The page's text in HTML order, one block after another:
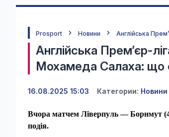
Prosport Новини Англійська
Англійська Прем’єр-
Мохамеда Салаха: що
16.08.2025 15:03 Категории: Новини
Вчора матчем Ліверпуль — Борнмут
подія.